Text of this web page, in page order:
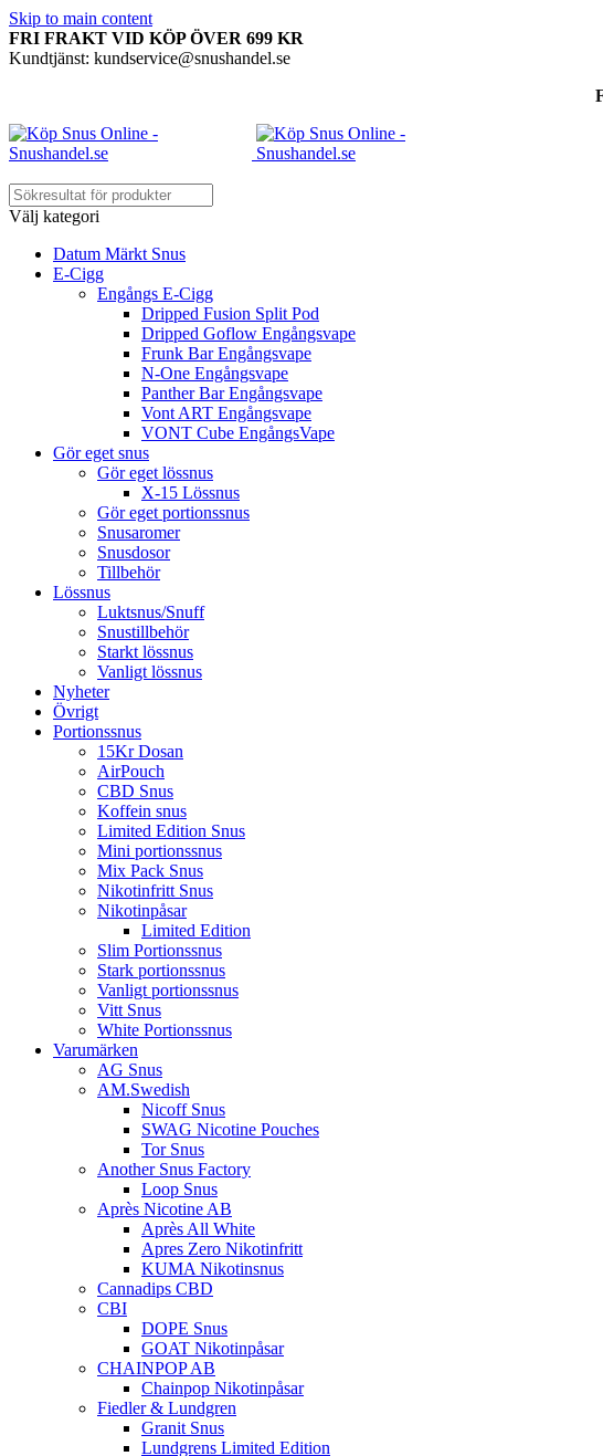
Skip to main content
FRI FRAKT VID KÖP ÖVER 699 KR
Kundtjänst: kundservice@snushandel.se
Välj kategori
Datum Märkt Snus
E-Cigg
Engångs E-Cigg
Dripped Fusion Split Pod
Dripped Goflow Engångsvape
Frunk Bar Engångsvape
N-One Engångsvape
Panther Bar Engångsvape
Vont ART Engångsvape
VONT Cube EngångsVape
Gör eget snus
Gör eget lössnus
X-15 Lössnus
Gör eget portionssnus
Snusaromer
Snusdosor
Tillbehör
Lössnus
Luktsnus/Snuff
Snustillbehör
Starkt lössnus
Vanligt lössnus
Nyheter
Övrigt
Portionssnus
15Kr Dosan
AirPouch
CBD Snus
Koffein snus
Limited Edition Snus
Mini portionssnus
Mix Pack Snus
Nikotinfritt Snus
Nikotinpåsar
Limited Edition
Slim Portionssnus
Stark portionssnus
Vanligt portionssnus
Vitt Snus
White Portionssnus
Varumärken
AG Snus
AM.Swedish
Nicoff Snus
SWAG Nicotine Pouches
Tor Snus
Another Snus Factory
Loop Snus
Après Nicotine AB
Après All White
Apres Zero Nikotinfritt
KUMA Nikotinsnus
Cannadips CBD
CBI
DOPE Snus
GOAT Nikotinpåsar
CHAINPOP AB
Chainpop Nikotinpåsar
Fiedler & Lundgren
Granit Snus
Lundgrens Limited Edition